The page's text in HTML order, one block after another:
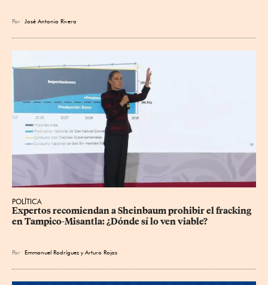
Por José Antonio Rivera
POLÍTICA
Expertos recomiendan a Sheinbaum prohibir el fracking
en Tampico-Misantla: ¿Dónde sí lo ven viable?
Por Emmanuel Rodríguez yArturo Rojas